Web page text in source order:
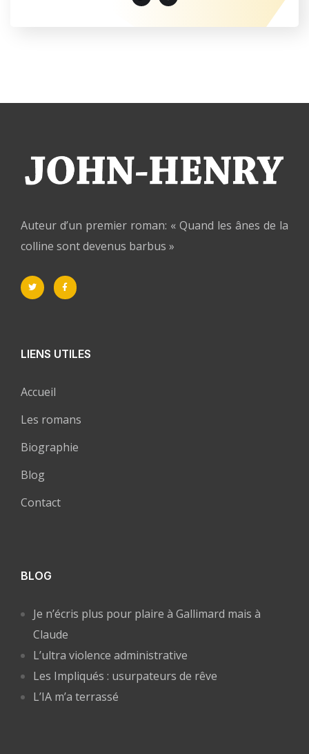
Auteur d’un premier roman: « Quand les ânes de la
colline sont devenus barbus »
LIENS UTILES
Accueil
Les romans
Biographie
Blog
Contact
BLOG
Je n’écris plus pour plaire à Gallimard mais à
Claude
L’ultra violence administrative
Les Impliqués : usurpateurs de rêve
L’IA m’a terrassé